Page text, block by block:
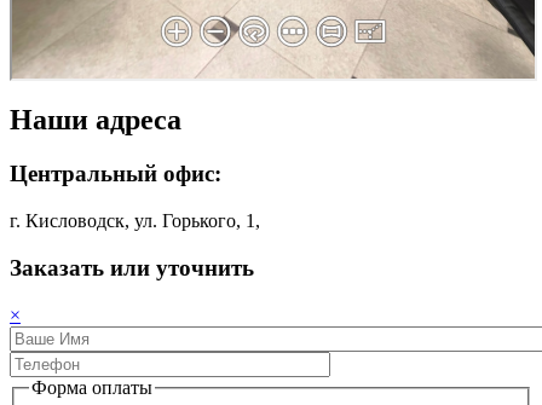
Наши адреса
Центральный офис:
г. Кисловодск, ул. Горького, 1,
Заказать или уточнить
×
Форма оплаты